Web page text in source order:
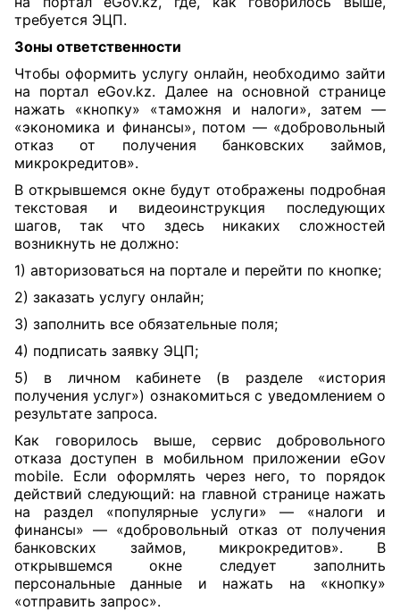
требуется ЭЦП.
Зоны ответственности
Чтобы оформить услугу онлайн, необходимо зайти
на портал eGov.kz. Далее на основной странице
нажать «кнопку» «таможня и налоги», затем —
«экономика и финансы», потом — «добровольный
отказ от получения банковских займов,
микрокредитов».
В открывшемся окне будут отображены подробная
текстовая и видеоинструкция последующих
шагов, так что здесь никаких сложностей
возникнуть не должно:
1) авторизоваться на портале и перейти по кнопке;
2) заказать услугу онлайн;
3) заполнить все обязательные поля;
4) подписать заявку ЭЦП;
5) в личном кабинете (в разделе «история
получения услуг») ознакомиться с уведомлением о
результате запроса.
Как говорилось выше, сервис добровольного
отказа доступен в мобильном приложении eGov
mobile. Если оформлять через него, то порядок
действий следующий: на главной странице нажать
на раздел «популярные услуги» — «налоги и
финансы» — «добровольный отказ от получения
банковских займов, микрокредитов». В
открывшемся окне следует заполнить
персональные данные и нажать на «кнопку»
«отправить запрос».